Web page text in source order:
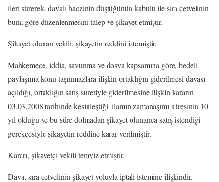
ileri sürerek, davalı haczinin düştüğünün kabulü ile sıra cetvelinin
buna göre düzenlenmesini talep ve şikayet etmiştir.
Şikayet olunan vekili, şikayetin reddini istemiştir.
Mahkemece, iddia, savunma ve dosya kapsamına göre, bedeli
paylaşıma konu taşınmazlara ilişkin ortaklığın giderilmesi davası
açıldığı, ortaklığın satış suretiyle giderilmesine ilişkin kararın
03.03.2008 tarihinde kesinleştiği, ilamın zamanaşımı süresinin 10
yıl olduğu ve bu süre dolmadan şikayet olunanca satış istendiği
gerekçesiyle şikayetin reddine karar verilmiştir.
Kararı, şikayetçi vekili temyiz etmiştir.
Dava, sıra cetvelinin şikayet yoluyla iptali istemine ilişkindir.